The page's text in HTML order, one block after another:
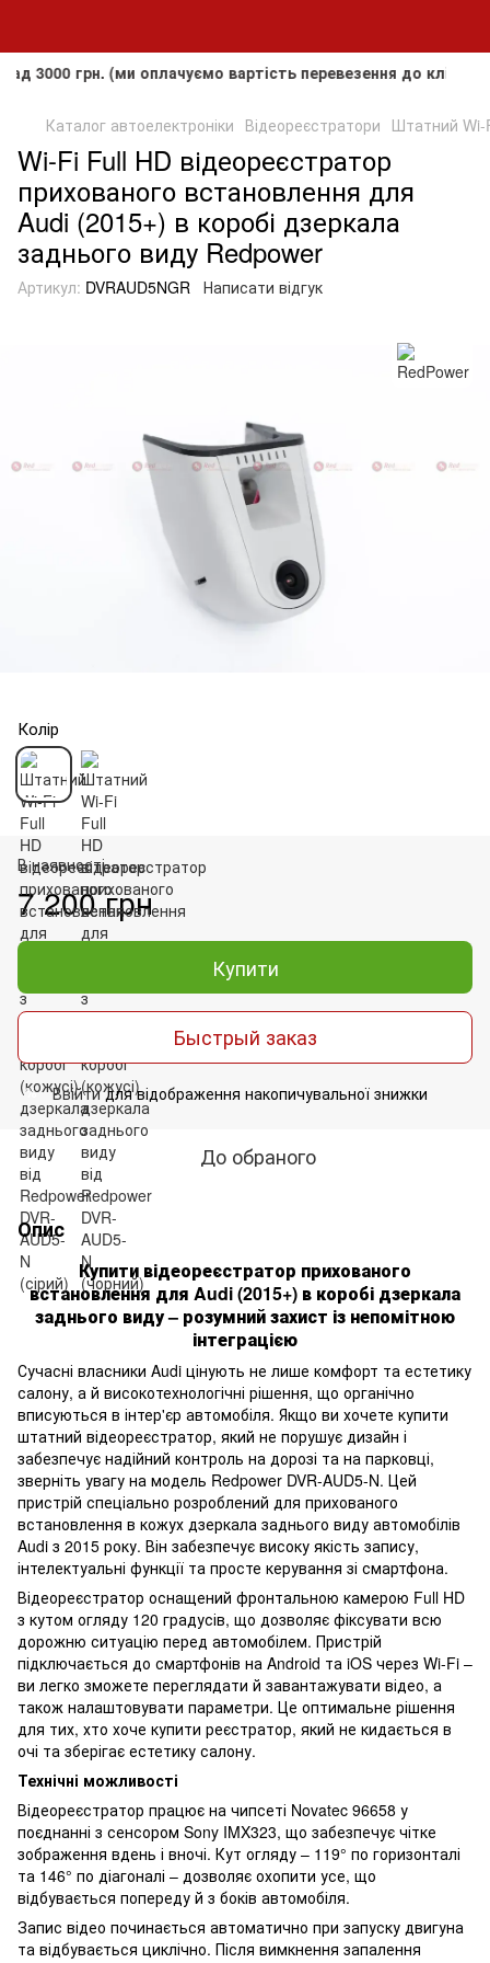
(ми оплачуємо вартість перевезення до клієнта,
Каталог автоелектроніки Відеореєстратори Штатний Wi-
Wi-Fi Full HD відеореєстратор
прихованого встановлення для
Audi (2015+) в коробі дзеркала
заднього виду Redpower
Артикул: DVRAUD5NGR Написати відгук
Колір
В наявності
7 200 грн
Купити
Быстрый заказ
% Ввійтидля відображення накопичувальної знижки
До обраного
Опис
Купити відеореєстратор прихованого
встановлення для Audi (2015+) в коробі дзеркала
заднього виду – розумний захист із непомітною
інтеграцією
Сучасні власники Audi цінують не лише комфорт та естетику
салону, а й високотехнологічні рішення, що органічно
вписуються в інтер'єр автомобіля. Якщо ви хочете купити
штатний відеореєстратор, який не порушує дизайн і
забезпечує надійний контроль на дорозі та на парковці,
зверніть увагу на модель Redpower DVR-AUD5-N. Цей
пристрій спеціально розроблений для прихованого
встановлення в кожух дзеркала заднього виду автомобілів
Audi з 2015 року. Він забезпечує високу якість запису,
інтелектуальні функції та просте керування зі смартфона.
Відеореєстратор оснащений фронтальною камерою Full HD
з кутом огляду 120 градусів, що дозволяє фіксувати всю
дорожню ситуацію перед автомобілем. Пристрій
підключається до смартфонів на Android та iOS через Wi-Fi –
ви легко зможете переглядати й завантажувати відео, а
також налаштовувати параметри. Це оптимальне рішення
для тих, хто хоче купити реєстратор, який не кидається в
очі та зберігає естетику салону.
Технічні можливості
Відеореєстратор працює на чипсеті Novatec 96658 у
поєднанні з сенсором Sony IMX323, що забезпечує чітке
зображення вдень і вночі. Кут огляду – 119° по горизонталі
та 146° по діагоналі – дозволяє охопити усе, що
відбувається попереду й з боків автомобіля.
Запис відео починається автоматично при запуску двигуна
та відбувається циклічно. Після вимкнення запалення